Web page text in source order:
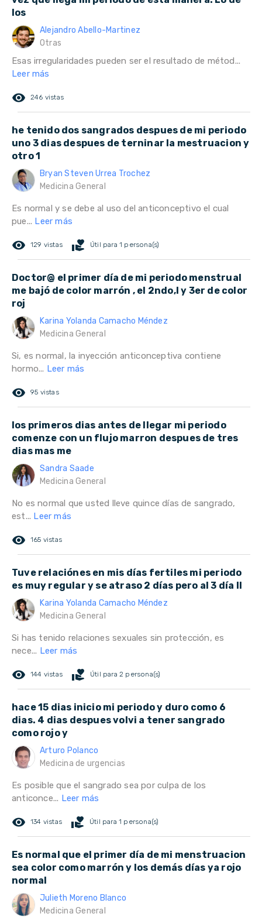
los
Alejandro Abello-Martinez
Otras
Esas irregularidades pueden ser el resultado de métod...
Leer más
remove_red_eye 246 vistas
he tenido dos sangrados despues de mi periodo
uno 3 dias despues de terninar la mestruacion y
otro 1
Bryan Steven Urrea Trochez
Medicina General
Es normal y se debe al uso del anticonceptivo el cual
pue... Leer más
remove_red_eye 129 vistas volunteer_activism Útil para 1 persona(s)
Doctor@ el primer día de mi periodo menstrual
me bajó de color marrón , el 2ndo,l y 3er de color
roj
Karina Yolanda Camacho Méndez
Medicina General
Si, es normal, la inyección anticonceptiva contiene
hormo... Leer más
remove_red_eye 95 vistas
los primeros dias antes de llegar mi periodo
comenze con un flujo marron despues de tres
dias mas me
Sandra Saade
Medicina General
No es normal que usted lleve quince días de sangrado,
est... Leer más
remove_red_eye 165 vistas
Tuve relaciónes en mis días fertiles mi periodo
es muy regular y se atraso 2 días pero al 3 día ll
Karina Yolanda Camacho Méndez
Medicina General
Si has tenido relaciones sexuales sin protección, es
nece... Leer más
remove_red_eye 144 vistas volunteer_activism Útil para 2 persona(s)
hace 15 dias inicio mi periodo y duro como 6
dias. 4 dias despues volvi a tener sangrado
como rojo y
Arturo Polanco
Medicina de urgencias
Es posible que el sangrado sea por culpa de los
anticonce... Leer más
remove_red_eye 134 vistas volunteer_activism Útil para 1 persona(s)
Es normal que el primer día de mi menstruacion
sea color como marrón y los demás días ya rojo
normal
Julieth Moreno Blanco
Medicina General